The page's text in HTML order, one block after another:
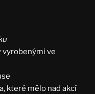
vyrobenými ve
které mělo nad akcí